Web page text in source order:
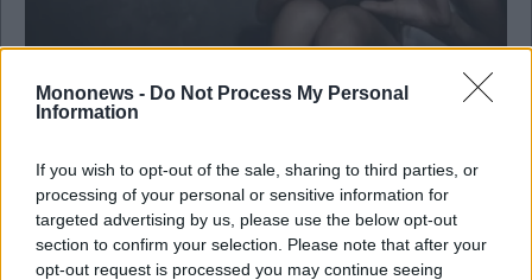
Mononews - Do Not Process My Personal
Information
If you wish to opt-out of the sale, sharing to third parties, or
processing of your personal or sensitive information for
targeted advertising by us, please use the below opt-out
section to confirm your selection. Please note that after your
opt-out request is processed you may continue seeing
Κοινωνία
ηλικία των 16 ετών – Απέκτησε μαζί της και
παιδί